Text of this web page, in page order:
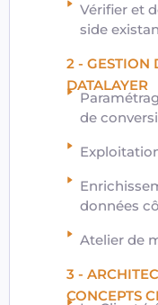
Vérifier et
side
2 - GESTION
DATALAYER
de
données
Atelier de
3 -
CONCEPTS